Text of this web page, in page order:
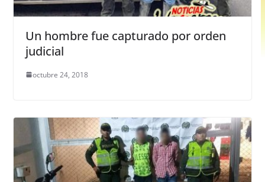
Un hombre fue capturado por orden
judicial
octubre 24, 2018